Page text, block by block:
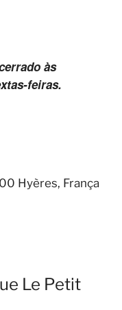
às
feiras.
Hyères, França
Le Petit